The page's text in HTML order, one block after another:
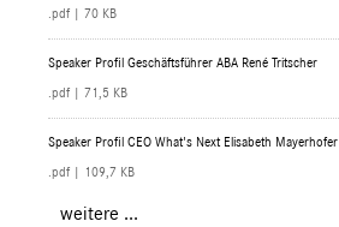
.pdf 70 KB
Speaker Profil Geschäftsführer ABA René Tritscher
.pdf 71,5 KB
Speaker Profil CEO What's Next Elisabeth Mayerhofer
.pdf 109,7 KB
weitere ...